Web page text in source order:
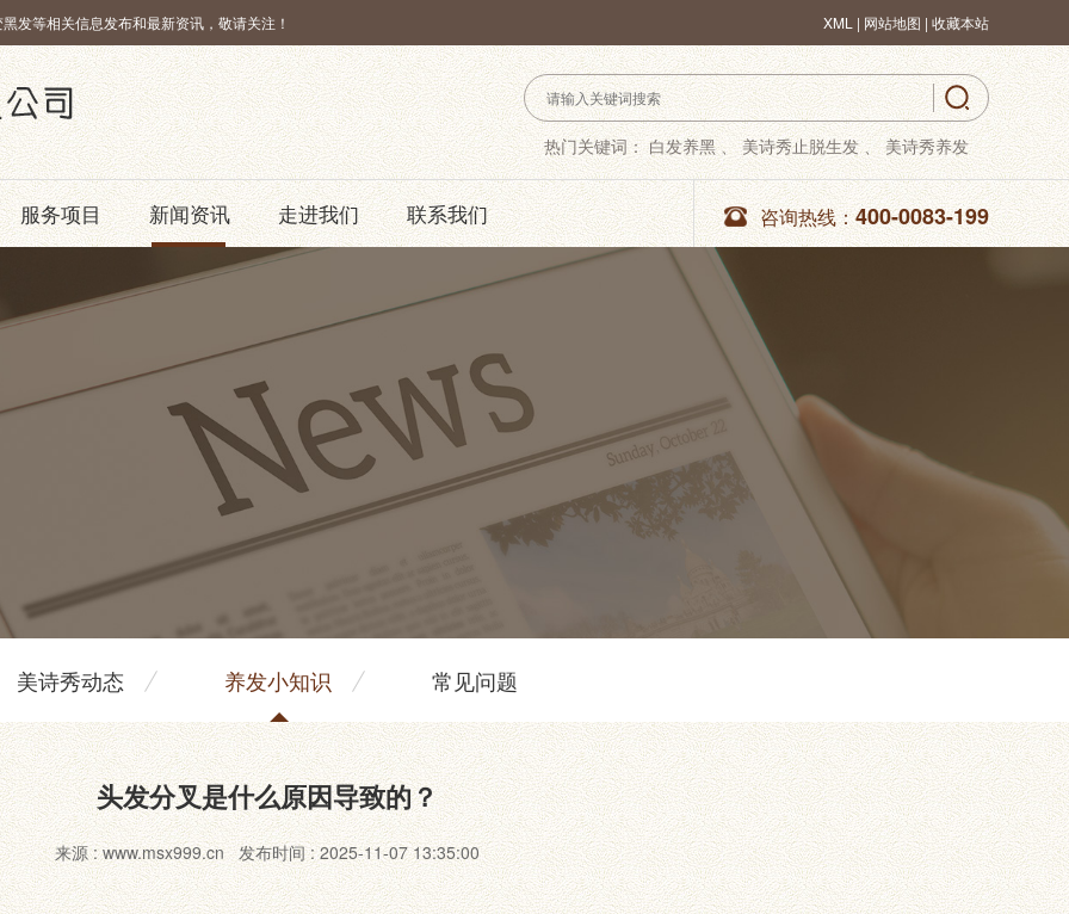
发等相关信息发布和最新资讯，敬请关注！ XML | 网站地图 | 收藏本站
热门关键词： 白发养黑 、 美诗秀止脱生发 、 美诗秀养发
服务项目 新闻资讯 走进我们 联系我们 咨询热线：400-0083-199
美诗秀动态 养发小知识 常见问题
头发分叉是什么原因导致的？
来源 : www.msx999.cn 发布时间 : 2025-11-07 13:35:00